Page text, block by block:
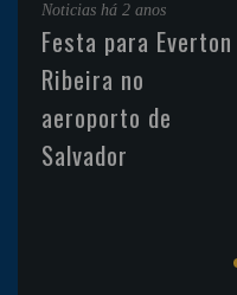
Noticias há 2 anos
Festa para Everton
Ribeira no
aeroporto de
Salvador